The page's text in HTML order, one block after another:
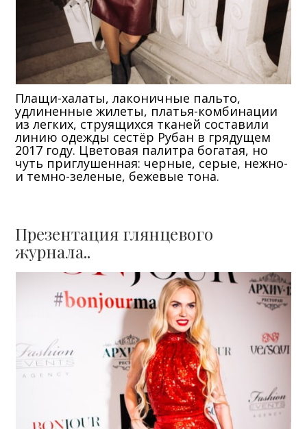
Плащи-халаты, лаконичные пальто,
удлиненные жилеты, платья-комбинации
из легких, струящихся тканей составили
линию одежды сестёр Рубан в грядущем
2017 году. Цветовая палитра богатая, но
чуть приглушенная: черные, серые, нежно-
и темно-зеленые, бежевые тона.
Презентация глянцевого
журнала..